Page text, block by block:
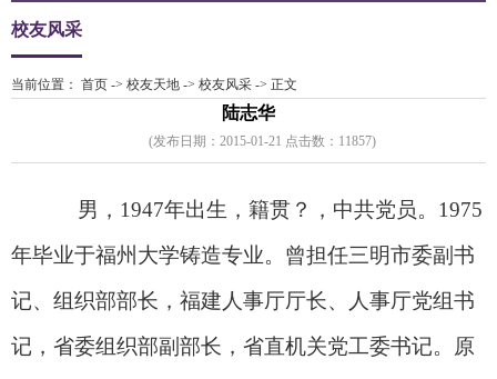
校友风采
当前位置： 首页 -> 校友天地 -> 校友风采 -> 正文
陆志华
(发布日期：2015-01-21 点击数： 11857)
男， 1947年出生，籍贯？，中共党员。 1975
年毕业于福州大学铸造专业。曾担任三明市委副书
记、组织部部长，福建人事厅厅长、人事厅党组书
记，省委组织部副部长，省直机关党工委书记。原